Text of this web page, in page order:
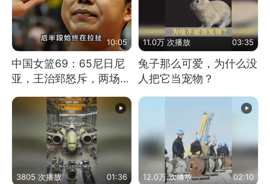
10:05
中国女篮69：65尼日尼
亚，王治郅怒斥，两场下
来一点进步没有？
11.0万 次播放 03:35
兔子那么可爱，为什么没
人把它当宠物？
3805 次播放 01:36 12.0万 次播放 02:10